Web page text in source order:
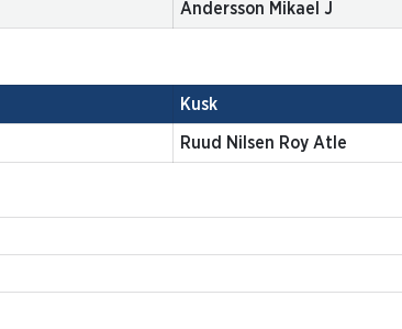
Andersson Mikael J
Kusk
Ruud Nilsen Roy Atle